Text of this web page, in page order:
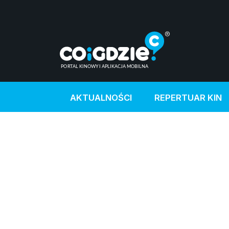
AKTUALNOŚCI REPERTUAR KIN